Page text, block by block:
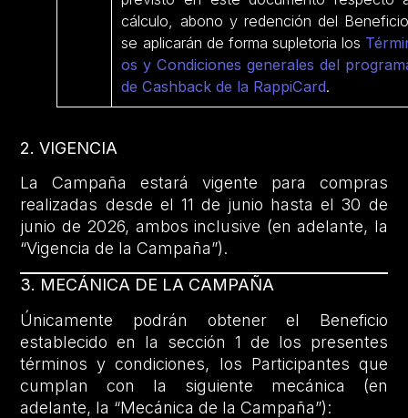
cálculo, abono y redención del
se aplicarán de forma supletoria los
os y Condiciones generales del
de Cashback de la RappiCard.
2. VIGENCIA
La Campaña estará vigente para compras
realizadas desde el 11 de junio hasta el 30 de
junio de 2026, ambos inclusive (en adelante, la
“Vigencia de la Campaña”).
3. MECÁNICA DE LA CAMPAÑA
Únicamente podrán obtener el Beneficio
establecido en la sección 1 de los presentes
términos y condiciones, los Participantes que
cumplan con la siguiente mecánica (en
adelante, la “Mecánica de la Campaña”):